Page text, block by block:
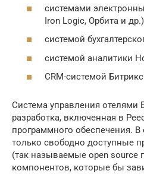
системами
Iron Logic, Орбита и др.)
системой
системой аналитики
CRM-системой
Система управления отелями
разработка, включенная в
программного обеспечения.
только свободно доступные
(так называемые open source
компонентов, которые бы